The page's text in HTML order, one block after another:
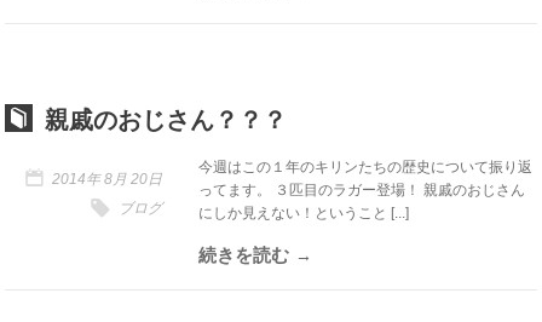
親戚のおじさん？？？
2014年 8月 20日
ブログ
今週はこの１年のキリンたちの歴史について振り返
ってます。 ３匹目のラガー登場！ 親戚のおじさん
にしか見えない！ということ [...]
続きを読む